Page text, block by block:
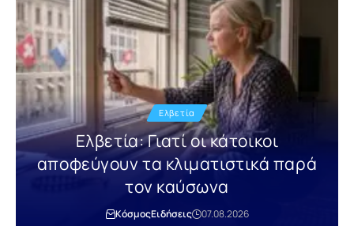
Ελβετία
Ελβετία: Γιατί οι κάτοικοι
αποφεύγουν τα κλιματιστικά παρά
τον καύσωνα
ΚόσμοςΕιδήσεις 07.08.2026